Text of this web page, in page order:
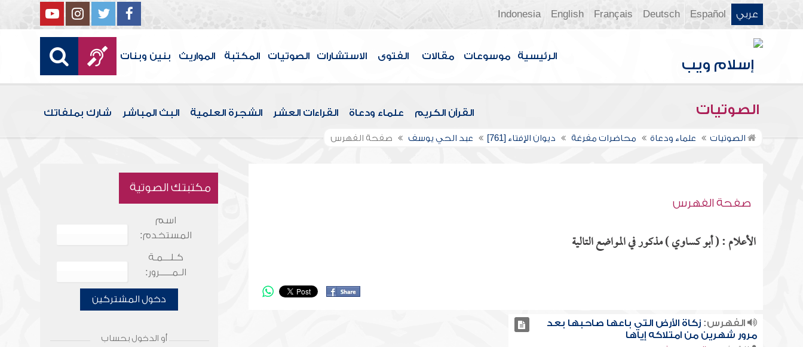
عربي Español
Deutsch
Français
English
Indonesia
الرئيسية موسوعات مقالات الفتوى الاستشارات الصوتيات المكتبة المواريث بنين وبنات
الصوتيات القرآن الكريم علماء ودعاة القراءات العشر الشجرة العلمية البث المباشر شارك بملفاتك
الصوتيات علماء ودعاة محاضرات مفرغة ديوان الإفتاء [761] عبد الحي يوسف صفحة الفهرس
صفحة الفهرس
الأعلام : ( أبو كساوي ) مذكور في المواضع التالية
الفهرس:زكاة الأرض التي باعها صاحبها بعد
مرور شهرين من امتلاكه إياها
مكتبتك الصوتية
اسم
المستخدم:
كـلـــمـة
الـمـــــرور:
دخول المشتركين
أو الدخول بحساب